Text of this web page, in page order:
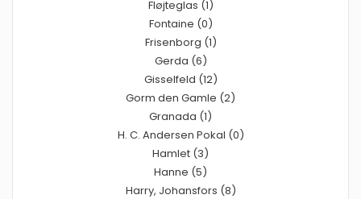
Fløjteglas (1)
Fontaine (0)
Frisenborg (1)
Gerda (6)
Gisselfeld (12)
Gorm den Gamle (2)
Granada (1)
H. C. Andersen Pokal (0)
Hamlet (3)
Hanne (5)
Harry, Johansfors (8)